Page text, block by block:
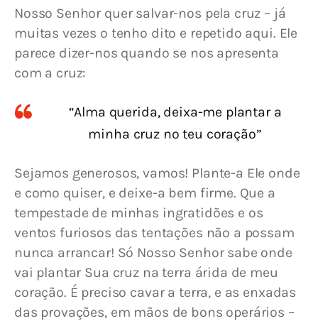
Nosso Senhor quer salvar-nos pela cruz – já
muitas vezes o tenho dito e repetido aqui. Ele
parece dizer-nos quando se nos apresenta
com a cruz:
“Alma querida, deixa-me plantar a
minha cruz no teu coração”
Sejamos generosos, vamos! Plante-a Ele onde
e como quiser, e deixe-a bem firme. Que a
tempestade de minhas ingratidões e os
ventos furiosos das tentações não a possam
nunca arrancar! Só Nosso Senhor sabe onde
vai plantar Sua cruz na terra árida de meu
coração. É preciso cavar a terra, e as enxadas
das provações, em mãos de bons operários –